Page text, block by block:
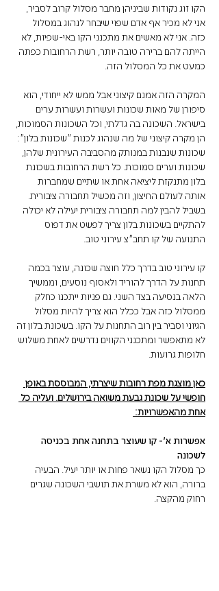
הקו זוג נקודות שביניהן מחבר מסלול קרוב לסביר,
אני לא מכיר אף אדם שפוי שיבחר לנהוג במסלול
כזה. אני לא מאשים את מתכנני הקו באי-שפיות, לא
הייתה להם ברירה טובה יותר, רשת הרחובות כפתה
כמעט את כל המסלול הזה.
המקרה הזה אמנם קיצוני אבל ממש לא ייחודי, הוא
סיפורן של מאות שכונות ועשרות ועשרות ערים
בישראל. השכונה בה גדלתי, וכל השכונות הסמוכות,
הן מקרה קיצוני של מה שנהוג לכנות "שכונות בלון":
שכונות שנבנות במנותק מהסביבה העירונית שלהן,
שכונות וערים סמוכות. כל רשת הרחובות בשכונת
בלון מתנקזת ליציאה אחת או שתיים שמחברות
אותה לעולם החיצון, וזה מכשיל תחבורה ציבורית.
בשביל להבין למה תחבורה ציבורית יעילה לא יכולה
להתקיים בשכונות בלון צריך לפשט את דפוס
התנועה של קו תחב"צ עירוני טוב.
קו עירוני טוב בדרך כלל חוצה שכונה, עוצר בכמה
תחנות על הדרך להוריד ולאסוף נוסעים, וממשיך
הלאה בנסיעה בצד השני. גם פניות ייתכנו כחלק
ממסלול כזה אבל ככלל הוא צריך להיות מסלול
הגיוני וסביר בין רוב התחנות על הקו. בשכונת בלון זה
לא מתאפשר ומתכנני הקווים נדרשים לאחת משלוש
חלופות גרועות.
כאן מוצגת מפת רחובות שיצרתי, המבוססת באופן
חופשי על שכונת גבעת משואה בירושלים. ועליה כל
אחת מהאפשרויות:
אפשרות א׳- קו שעוצר בתחנה אחת בכניסה
לשכונה
כך מסלול הקו נשאר פחות או יותר יעיל. הבעיה
ברורה, הוא לא משרת את תושבי השכונה שגרים
רחוק מהקצה.